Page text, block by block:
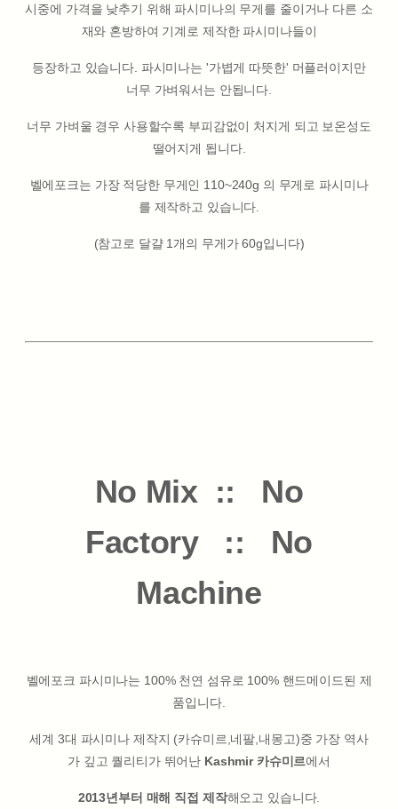
시중에 가격을 낮추기 위해 파시미나의 무게를 줄이거나 다른 소
재와 혼방하여 기계로 제작한 파시미나들이
등장하고 있습니다. 파시미나는 '가볍게 따뜻한' 머플러이지만
너무 가벼워서는 안됩니다.
너무 가벼울 경우 사용할수록 부피감없이 처지게 되고 보온성도
떨어지게 됩니다.
벨에포크는 가장 적당한 무게인 110~240g 의 무게로 파시미나
를 제작하고 있습니다.
(참고로 달걀 1개의 무게가 60g입니다)
No Mix :: No
Factory :: No
Machine
벨에포크 파시미나는 100% 천연 섬유로 100% 핸드메이드된 제
품입니다.
세계 3대 파시미나 제작지 (카슈미르,네팔,내몽고)중 가장 역사
가 깊고 퀄리티가 뛰어난 Kashmir 카슈미르에서
2013년부터 매해 직접 제작해오고 있습니다.